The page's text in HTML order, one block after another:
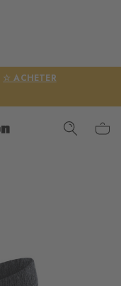
☆ ACHETER